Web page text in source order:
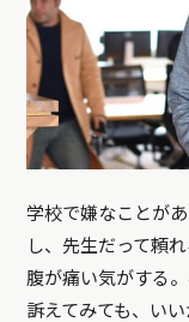
学校で嫌なことが
し、先生だって頼
腹が痛い気がする
訴えてみても、いい